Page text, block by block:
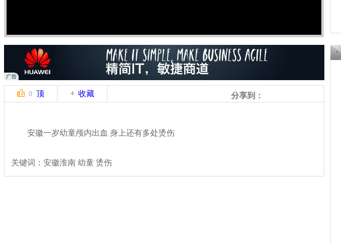
0 顶 收藏 分享到：
安徽一岁幼童颅内出血 身上还有多处烫伤
关键词：安徽淮南 幼童 烫伤